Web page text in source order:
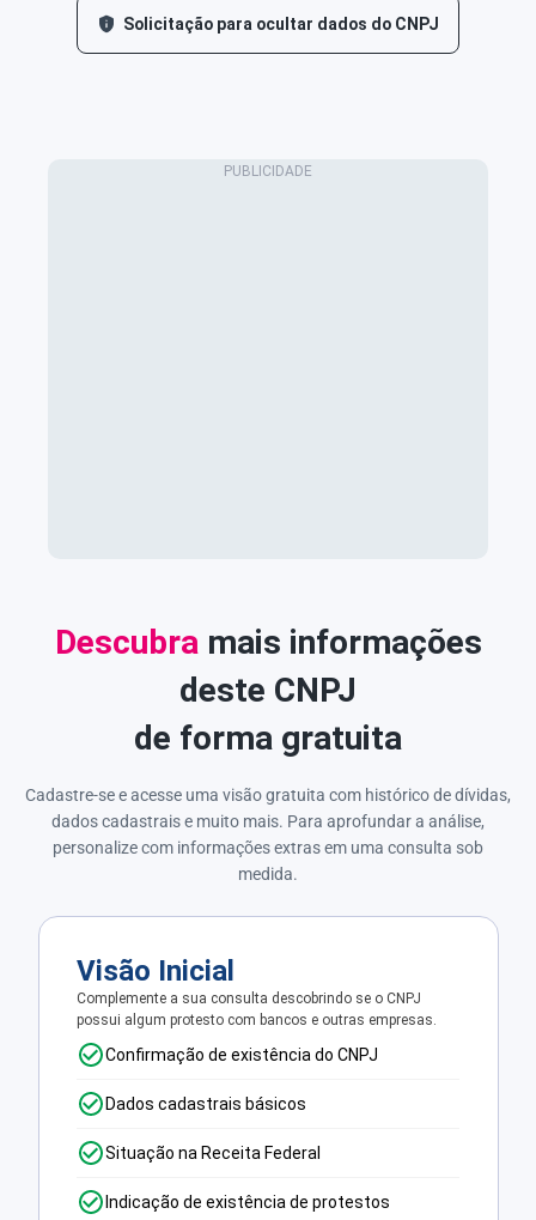
Solicitação para ocultar dados do CNPJ
Descubra mais informações
deste CNPJ
de forma gratuita
Cadastre-se e acesse uma visão gratuita com histórico de dívidas,
dados cadastrais e muito mais. Para aprofundar a análise,
personalize com informações extras em uma consulta sob
medida.
Visão Inicial
Complemente a sua consulta descobrindo se o CNPJ
possui algum protesto com bancos e outras empresas.
Confirmação de existência do CNPJ
Dados cadastrais básicos
Situação na Receita Federal
Indicação de existência de protestos